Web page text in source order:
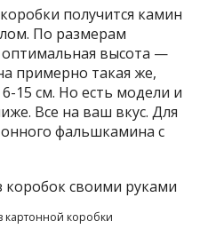
получится камин
По размерам
оптимальная высота —
примерно такая же,
15 см. Но есть модели и
Все на ваш вкус. Для
фальшкамина с
картонной коробки